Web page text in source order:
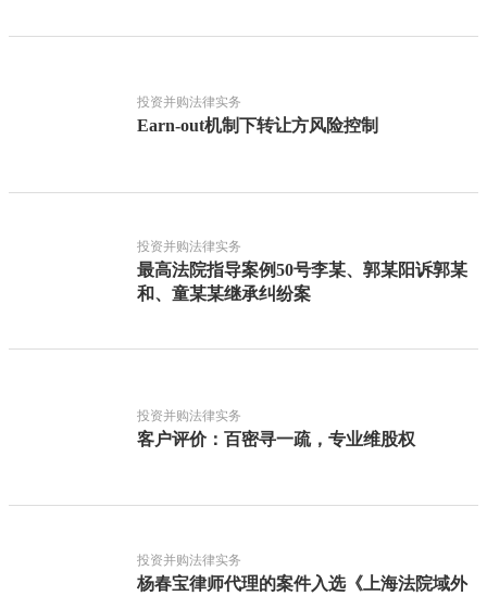
投资并购法律实务
Earn-out机制下转让方风险控制
投资并购法律实务
最高法院指导案例50号李某、郭某阳诉郭某
和、童某某继承纠纷案
投资并购法律实务
客户评价：百密寻一疏，专业维股权
投资并购法律实务
杨春宝律师代理的案件入选《上海法院域外